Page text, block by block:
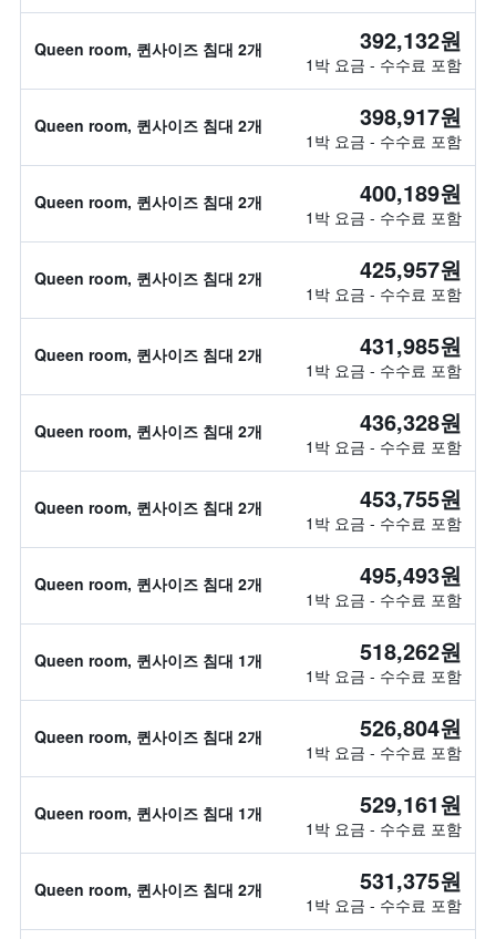
Queen room, 퀸사이즈 침대 2개 392,132원
1박 요금 - 수수료 포함
Queen room, 퀸사이즈 침대 2개 398,917원
1박 요금 - 수수료 포함
Queen room, 퀸사이즈 침대 2개 400,189원
1박 요금 - 수수료 포함
Queen room, 퀸사이즈 침대 2개 425,957원
1박 요금 - 수수료 포함
Queen room, 퀸사이즈 침대 2개 431,985원
1박 요금 - 수수료 포함
Queen room, 퀸사이즈 침대 2개 436,328원
1박 요금 - 수수료 포함
Queen room, 퀸사이즈 침대 2개 453,755원
1박 요금 - 수수료 포함
Queen room, 퀸사이즈 침대 2개 495,493원
1박 요금 - 수수료 포함
Queen room, 퀸사이즈 침대 1개 518,262원
1박 요금 - 수수료 포함
Queen room, 퀸사이즈 침대 2개 526,804원
1박 요금 - 수수료 포함
Queen room, 퀸사이즈 침대 1개 529,161원
1박 요금 - 수수료 포함
Queen room, 퀸사이즈 침대 2개 531,375원
1박 요금 - 수수료 포함